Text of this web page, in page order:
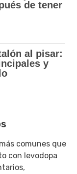
comunes que
con levodopa